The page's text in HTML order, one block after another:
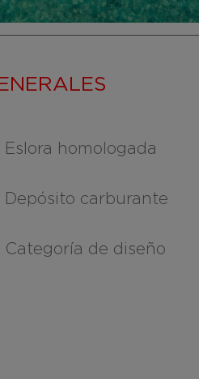
Eslora homologada
Depósito carburante
Categoría de diseño